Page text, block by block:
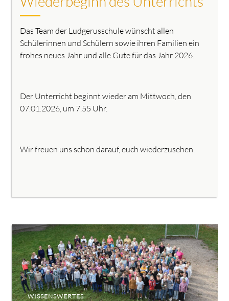
Das Team der Ludgerusschule wünscht allen
Schülerinnen und Schülern sowie ihren Familien ein
frohes neues Jahr und alle Gute für das Jahr 2026.
Der Unterricht beginnt wieder am Mittwoch, den
07.01.2026, um 7.55 Uhr.
Wir freuen uns schon darauf, euch wiederzusehen.
WISSENSWERTES